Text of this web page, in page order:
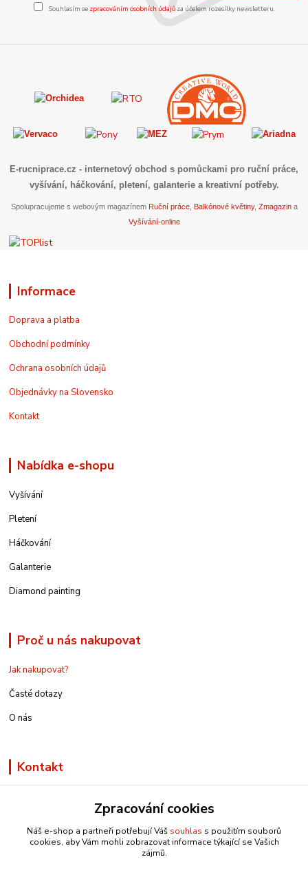
Souhlasím se zpracováním osobních údajůza účelem rozesílky newsletteru.
E-rucniprace.cz - internetový obchod s pomůckami pro ruční práce,
vyšívání, háčkování, pletení, galanterie a kreativní potřeby.
Spolupracujeme s webovým magazínem Ruční práce, Balkónové květiny, Zmagazina
Vyšívání-online
Informace
Doprava a platba
Obchodní podmínky
Ochrana osobních údajů
Objednávky na Slovensko
Kontakt
Nabídka e-shopu
Vyšívání
Pletení
Háčkování
Galanterie
Diamond painting
Proč u nás nakupovat
Jak nakupovat?
Časté dotazy
O nás
Kontakt
info@e-rucniprace.cz
Zpracování cookies
Náš e-shop a partneři potřebují Váš souhlas s použitím souborů
cookies, aby Vám mohli zobrazovat informace týkající se Vašich
zájmů.